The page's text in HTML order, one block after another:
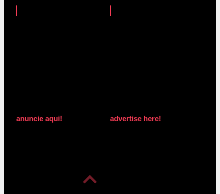
anuncie aqui! advertise here!